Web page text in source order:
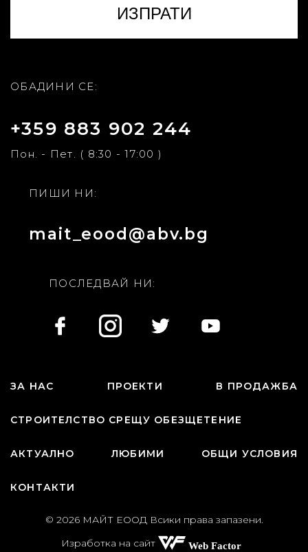
ОБАДИНИ СЕ:
+359 883 902 244
Пон. - Пет. ( 8:30 - 17:00 )
ПИШИ НИ:
mait_eood@abv.bg
ПОСЛЕДВАЙ НИ:
ЗА НАС ПРОЕКТИ В ПРОДАЖБА
СТРОИТЕЛСТВО СРЕЩУ ОБЕЗЩЕТЕНИЕ
АКТУАЛНО ЛЮБИМИ ОБЩИ УСЛОВИЯ
КОНТАКТИ
© 2026 МАЙТ ЕООД Всики права запазени.
Изработка на сайт